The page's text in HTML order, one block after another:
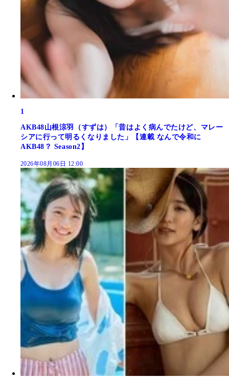
1
AKB48山根涼羽（すずは）「昔はよく病んでたけど、マレー
シアに行って明るくなりました」【連載 なんで令和に
AKB48？ Season2】
2026年08月06日 12:00